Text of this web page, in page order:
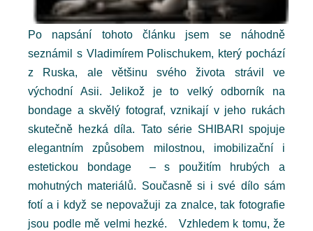
Po napsání tohoto článku jsem se náhodně
seznámil s Vladimírem Polischukem, který pochází
z Ruska, ale většinu svého života strávil ve
východní Asii. Jelikož je to velký odborník na
bondage a skvělý fotograf, vznikají v jeho rukách
skutečně hezká díla. Tato série SHIBARI spojuje
elegantním způsobem milostnou, imobilizační i
estetickou bondage – s použitím hrubých a
mohutných materiálů. Současně si i své dílo sám
fotí a i když se nepovažuji za znalce, tak fotografie
jsou podle mě velmi hezké. Vzhledem k tomu, že